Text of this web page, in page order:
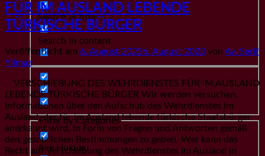
Search in title
Search in content
Filter by Categories
Aile Hukuku
FÜR IM AUSLAND LEBENDE
TÜRKISCHE BÜRGER
Veröffentlicht am 6. August 20236. August 2023 von Av. Serif
Yilmaz
VERSCHIEBUNG DES WEHRDIENSTES FÜR IM AUSLAND
LEBENDE TÜRKISCHE BÜRGER Wir werden versuchen,
Informationen über den Aufschub des Wehrdienstes im
Ausland, der für im Ausland lebende türkische Staatsbürger
anerkannt wird, in Form von Fragen und Antworten gemäß
den gesetzlichen Bestimmungen zu geben. Wer kann das
Recht auf Verschiebung des Wehrdienstes im Ausland in